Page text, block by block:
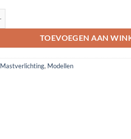
TOEVOEGEN AAN
Mastverlichting, Modellen